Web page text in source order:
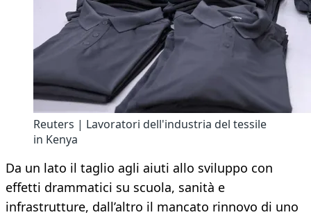
Reuters | Lavoratori dell'industria del tessile
in Kenya
Da un lato il taglio agli aiuti allo sviluppo con
effetti drammatici su scuola, sanità e
infrastrutture, dall’altro il mancato rinnovo di uno